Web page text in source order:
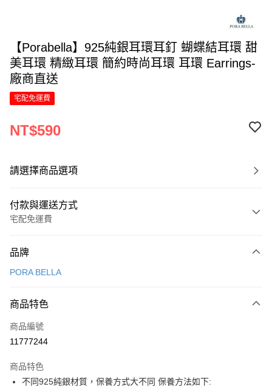
【Porabella】925純銀耳環耳釘 蝴蝶結耳環 甜
美耳環 精緻耳環 簡約時尚耳環 耳環 Earrings-
廠商直送
宅配免運費
NT$590
請選擇商品選項
付款與運送方式
宅配免運費
信用卡一次付款
Apple Pay
街口支付
Google Pay
品牌
PORA BELLA
商品特色
商品編號
11777244
商品特色
不同925純銀材質，保養方式大不同 保養方法如下: